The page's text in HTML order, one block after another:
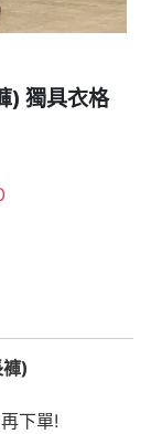
) 獨具衣格
)
下單!